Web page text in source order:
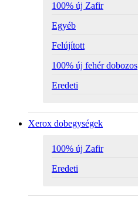
100% új Zafir
Egyéb
Felújított
100% új fehér dobozos
Eredeti
Xerox dobegységek
100% új Zafir
Eredeti